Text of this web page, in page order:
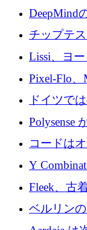
がプレシ
DeepMind
立したAI
チップテ
を調達
Lissi、ヨ
ンティテ
ロを調達
Pixel-Flo
ンドで
ドイツで
社という
ンブルク
Polysense
張するた
コードは
ス、支払
Y
ップFinto
ーではな
Fleek、古
万ドルを
ベルリン
維仕分け